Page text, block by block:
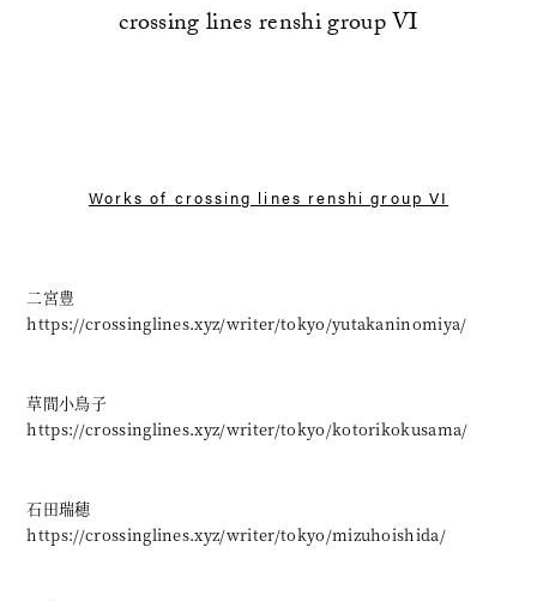
crossing lines renshi group VI
Works of crossing lines renshi group VI
二宮豊
https://crossinglines.xyz/writer/tokyo/yutakaninomiya/
草間小鳥子
https://crossinglines.xyz/writer/tokyo/kotorikokusama/
石田瑞穂
https://crossinglines.xyz/writer/tokyo/mizuhoishida/